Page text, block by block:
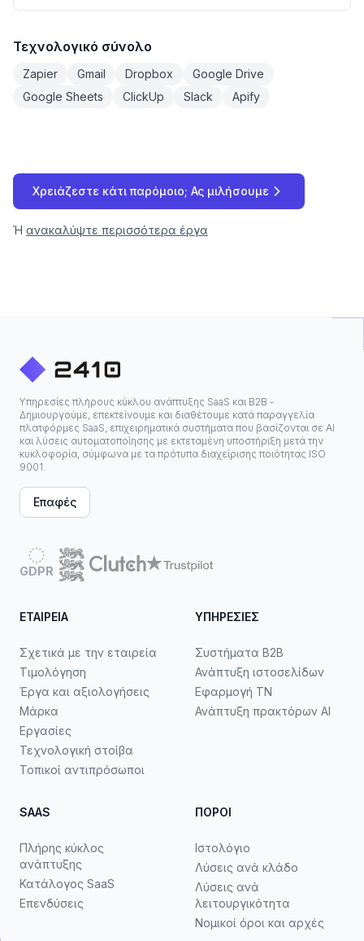
Τεχνολογικό σύνολο
Zapier Gmail Dropbox
Google Drive
Google Sheets
ClickUp Slack Apify
Χρειάζεστε κάτι παρόμοιο; Ας μιλήσουμε
Ή ανακαλύψτε περισσότερα έργα
Υπηρεσίες πλήρους κύκλου ανάπτυξης SaaS και B2B -
Δημιουργούμε, επεκτείνουμε και διαθέτουμε κατά παραγγελία
πλατφόρμες SaaS, επιχειρηματικά συστήματα που βασίζονται σε ΑΙ
και λύσεις αυτοματοποίησης με εκτεταμένη υποστήριξη μετά την
κυκλοφορία, σύμφωνα με τα πρότυπα διαχείρισης ποιότητας ISO
9001.
Επαφές
GDPR
ΕΤΑΙΡΕΊΑ
Σχετικά με την εταιρεία
Τιμολόγηση
Έργα και αξιολογήσεις
Μάρκα
Εργασίες
Τεχνολογική στοίβα
Τοπικοί αντιπρόσωποι
ΥΠΗΡΕΣΊΕΣ
Συστήματα B2B
Ανάπτυξη ιστοσελίδων
Εφαρμογή ΤΝ
Ανάπτυξη πρακτόρων AI
SAAS
Πλήρης κύκλος
ανάπτυξης
Κατάλογος SaaS
Επενδύσεις
ΠΌΡΟΙ
Ιστολόγιο
Λύσεις ανά κλάδο
Λύσεις ανά
λειτουργικότητα
Νομικοί όροι και αρχές